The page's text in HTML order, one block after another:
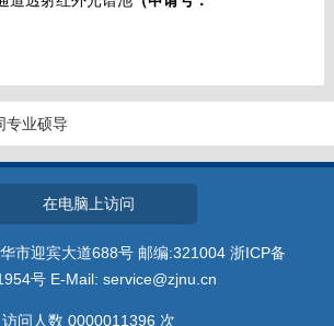
专业硕导
在电脑上访问
市迎宾大道688号 邮编:321004 浙ICP备
号 E-Mail: service@zjnu.cn
访问人数 0000011396 次